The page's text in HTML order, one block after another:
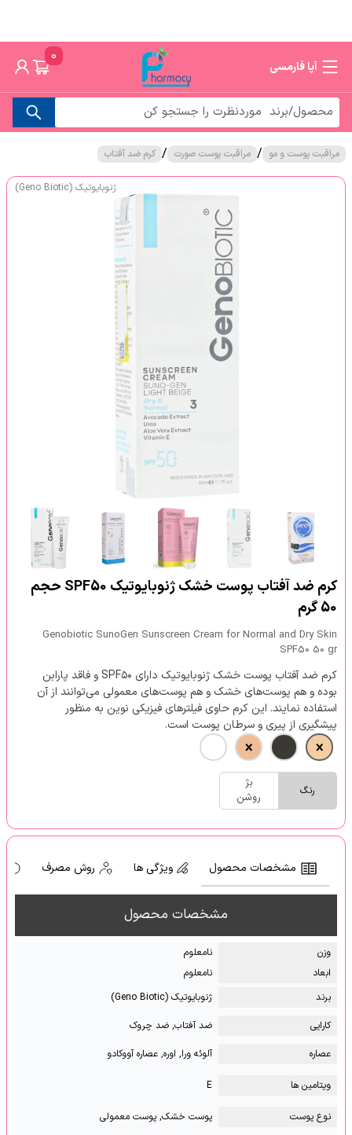
آپا فارمسی
0
مراقبت پوست و مو / مراقبت پوست صورت / کرم ضد آفتاب
ژنوبایوتیک (Geno Biotic)
کرم ضد آفتاب پوست خشک ژنوبایوتیک SPF50 حجم
50 گرم
Genobiotic SunoGen Sunscreen Cream for Normal and Dry Skin
SPF50 50 gr
کرم ضد آفتاب پوست خشک ژنوبایوتیک دارای SPF۵۰ و فاقد پارابن
بوده و هم پوست‌های خشک و هم پوست‌های معمولی می‌توانند از آن
استفاده نمایند. این کرم حاوی فیلترهای فیزیکی نوین به منظور
پیشگیری از پیری و سرطان پوست است.
رنگ
بژ
روشن
مشخصات محصول ویژگی ها روش مصرف
مشخصات محصول
وزن
نامعلوم
ابعاد
نامعلوم
برند
ژنوبایوتیک (Geno Biotic)
کارایی
ضد آفتاب, ضد چروک
عصاره
آلوئه ورا, اوره, عصاره آووکادو
ویتامین ها E
نوع پوست پوست خشک, پوست معمولی